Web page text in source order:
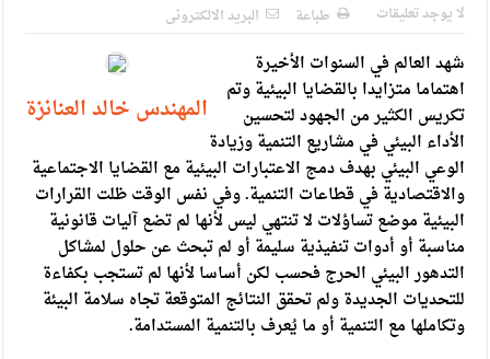
الإسلامية والمسيحية
النواب يقر مشروع تعديل قانون الملكية العقارية
القاضي يلتقي رؤساء تحرير الصحف اليومية ويؤكد حرص مجلس
النواب على شراكة فاعلة مع الإعلام
دعوة المكلفين بخدمة العلم (الدفعة الثالثة) إلى مراجعة منصة خدمة
العلم
الملك يلتقي مجموعة من رفاق السلاح
الملك يتلقى اتصالا هاتفيا من العاهل البحريني
لا يوجد تعليقات طباعة البريد الالكترونى
المهندس خالد العنانزة
شهد العالم في السنوات الأخيرة
اهتماما متزايدا بالقضايا البيئية وتم
تكريس الكثير من الجهود لتحسين
الأداء البيئي في مشاريع التنمية وزيادة
الوعي البيئي بهدف دمج الاعتبارات البيئية مع القضايا الاجتماعية
والاقتصادية في قطاعات التنمية. وفي نفس الوقت ظلت القرارات
البيئية موضع تساؤلات لا تنتهي ليس لأنها لم تضع آليات قانونية
مناسبة أو أدوات تنفيذية سليمة أو لم تبحث عن حلول لمشاكل
التدهور البيئي الحرج فحسب لكن أساسا لأنها لم تستجب بكفاءة
للتحديات الجديدة ولم تحقق النتائج المتوقعة تجاه سلامة البيئة
وتكاملها مع التنمية أو ما يُعرف بالتنمية المستدامة.